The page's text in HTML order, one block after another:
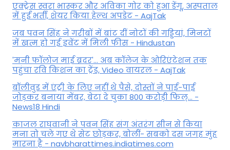
एक्ट्रेस स्वरा भास्कर और अविका गोर को हुआ डेंगू, अस्पताल
में हुईं भर्ती, शेयर किया हेल्थ अपडेट - AajTak
जब पवन सिंह ने गरीबों में बांट दीं नोटों की गड्डियां, मिनटों
में खत्म हो गई इवेंट में मिली फीस - Hindustan
'मनी फॉलोज माई ब्रदर'... अब कॉलेज के ओरिएंटेशन तक
पहुंचा रवि किशन का ट्रेंड, Video वायरल - AajTak
बॉलीवुड में एंट्री के लिए नहीं थे पैसे, दोस्तों ने पाई-पाई
जोड़कर बनाया मेंबर, बेटा दे चुका 800 करोड़ी फिल्... -
News18 Hindi
काजल राघवानी ने पवन सिंह संग अंतरंग सीन से किया
मना तो चले गए थे सेट छोड़कर, बोलीं- सबको दस जगह मुंह
मारना है - navbharattimes.indiatimes.com